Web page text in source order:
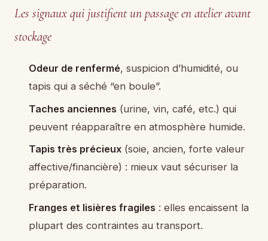
Les signaux qui justifient un passage en atelier avant
stockage
Odeur de renfermé, suspicion d’humidité, ou
tapis qui a séché “en boule”.
Taches anciennes (urine, vin, café, etc.) qui
peuvent réapparaître en atmosphère humide.
Tapis très précieux(soie, ancien, forte valeur
affective/financière) : mieux vaut sécuriser la
préparation.
Franges et lisières fragiles : elles encaissent la
plupart des contraintes au transport.